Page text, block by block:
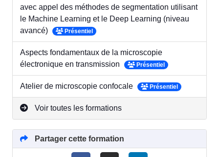
avec appel des méthodes de segmentation utilisant
le Machine Learning et le Deep Learning (niveau
avancé)
Présentiel
Aspects fondamentaux de la microscopie
électronique en transmission
Présentiel
Atelier de microscopie confocale Présentiel
Voir toutes les formations
Partager cette formation